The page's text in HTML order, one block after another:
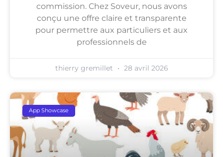
commission. Chez Soveur, nous avons
conçu une offre claire et transparente
pour permettre aux particuliers et aux
professionnels de
thierry gremillet 28 avril 2026
App Showcase